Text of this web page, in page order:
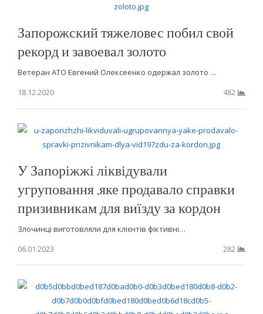
Запорожский тяжеловес побил свой
рекорд и завоевал золото
Ветеран АТО Евгений Олексеенко одержал золото …
18.12.2020
482
У Запоріжжі ліквідували
угруповання ,яке продавало справки
призивникам для виїзду за кордон
Злочинці виготовляли для клієнтів фіктивні…
06.01.2023
282